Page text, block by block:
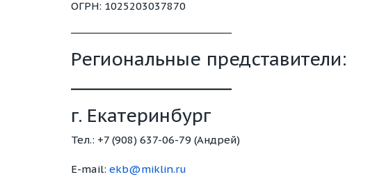
ОГРН: 1025203037870
Региональные представители:
г. Екатеринбург
Тел.: +7 (908) 637-06-79 (Андрей)
E-mail: ekb@miklin.ru